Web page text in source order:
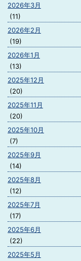
2026年3月
(11)
2026年2月
(19)
2026年1月
(13)
2025年12月
(20)
2025年11月
(20)
2025年10月
(7)
2025年9月
(14)
2025年8月
(12)
2025年7月
(17)
2025年6月
(22)
2025年5月